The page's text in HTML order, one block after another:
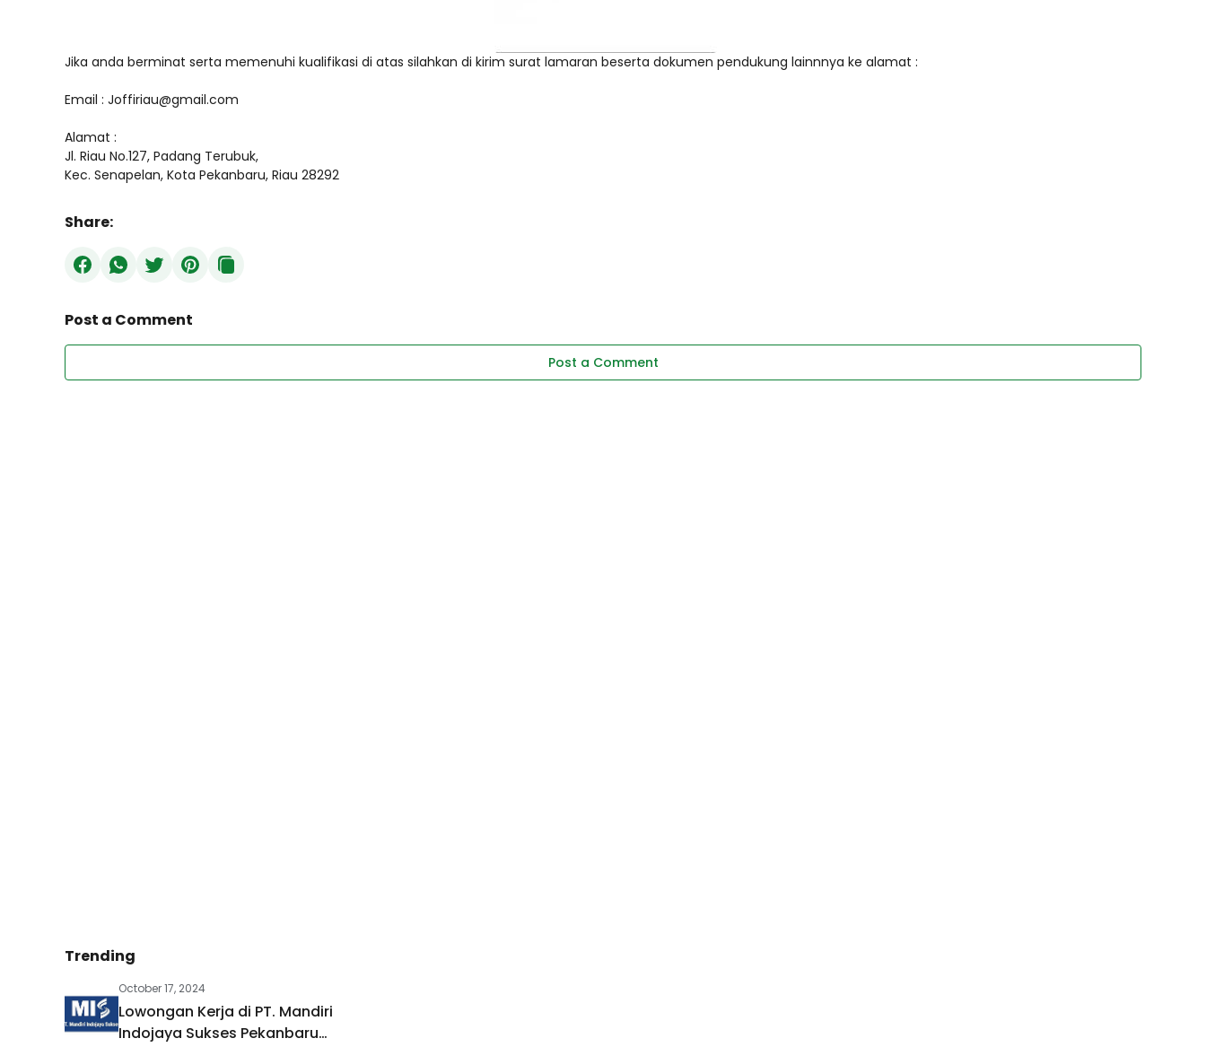
Jika anda berminat serta memenuhi kualifikasi di atas silahkan di kirim surat lamaran beserta dokumen pendukung lainnnya ke alamat :
Email : Joffiriau@gmail.com
Alamat :
Jl. Riau No.127, Padang Terubuk,
Kec. Senapelan, Kota Pekanbaru, Riau 28292
Share:
Post a Comment
Post a Comment
Trending
October 17, 2024
Lowongan Kerja di PT. Mandiri
Indojaya Sukses Pekanbaru